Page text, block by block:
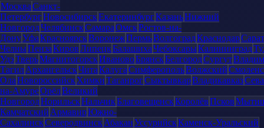
МоскваСанкт-
ПетербургНовосибирскЕкатеринбургКазаньНижний
НовгородЧелябинскСамараОмскРостов-на-
ДонуУфаКрасноярскВоронежПермьВолгоградКраснодар
ЧелныПензаКировЛипецкБалашихаЧебоксарыКалининград
УдэТверьМагнитогорскИвановоБрянскБелгородСургут
ТагилАрхангельскЧитаКалугаСимферопольВолжский
ОлаНовороссийскХимкиТаганрогСыктывкарВладикавказ
на-АмуреОрёлВеликий
НовгородНорильскНальчикБлаговещенскКоролёвПсков
Камчатский АрмавирЮжно-
СахалинскСеверодвинскАбаканУссурийскКаменск-Уральский